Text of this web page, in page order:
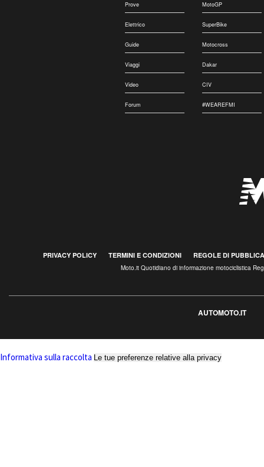
Prove
Elettrico
Guide
Viaggi
Video
Forum
MotoGP
SuperBike
Motocross
Dakar
CIV
#WEAREFMI
PRIVACY POLICY TERMINI E CONDIZIONI REGOLE DI
Moto.it Quotidiano di informazione motociclistica
AUTOMOTO.IT
Informativa sulla raccolta Le tue preferenze relative alla privacy